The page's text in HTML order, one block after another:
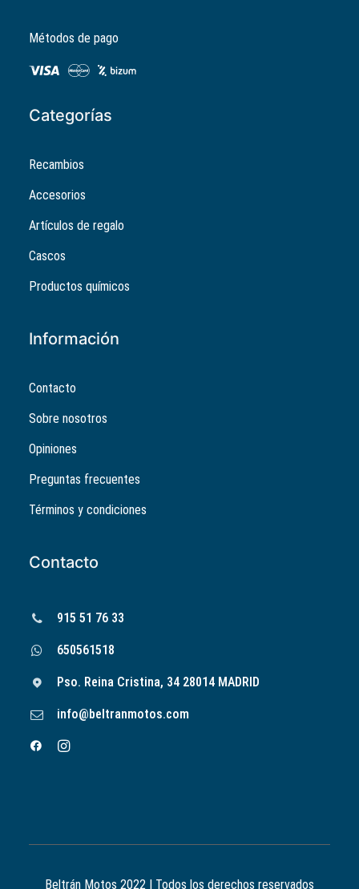
Métodos de pago
Categorías
Recambios
Accesorios
Artículos de regalo
Cascos
Productos químicos
Información
Contacto
Sobre nosotros
Opiniones
Preguntas frecuentes
Términos y condiciones
Contacto
915 51 76 33
650561518
Pso. Reina Cristina, 34 28014 MADRID
info@beltranmotos.com
Beltrán Motos 2022 | Todos los derechos reservados